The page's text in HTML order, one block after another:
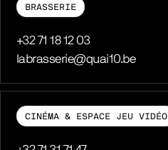
BRASSERIE
Téléphone
+32 71 18 12 03
E-mail
labrasserie@quai10.be
CINÉMA & ESPACE JEU VIDÉO